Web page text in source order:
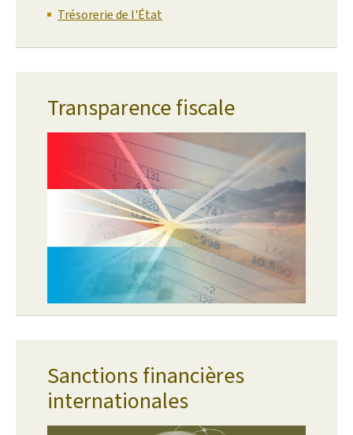
Trésorerie de l'État
Transparence fiscale
Sanctions financières
internationales